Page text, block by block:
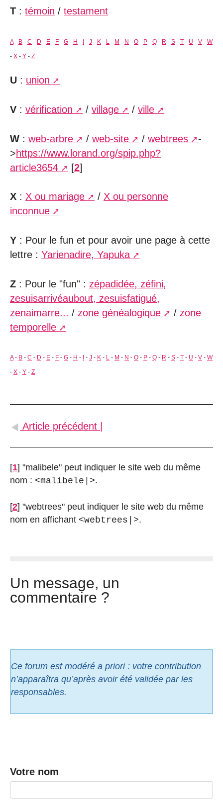
T : témoin / testament
A- B - C - D - E - F - G - H - I - J - K - L - M - N - O - P - Q - R - S - T - U - V - W
- X - Y - Z
U : union
V : vérification / village / ville
W : web-arbre / web-site / webtrees
-
>https://www.lorand.org/spip.php?
article3654
[2]
X : X ou mariage / X ou personne
inconnue
Y : Pour le fun et pour avoir une page à cette
lettre : Yarienadire, Yapuka
Z : Pour le "fun" : zépadidée, zéfini,
zesuisarrivéaubout, zesuisfatigué,
zenaimarre... / zone généalogique / zone
temporelle
A- B - C - D - E - F - G - H - - J - K - L - M - N - O - P - Q - R - S - T - U - V - W
- X - Y - Z
Article précédent |
[1] "malibele" peut indiquer le site web du même
nom : <malibele|>.
[2] "webtrees" peut indiquer le site web du même
nom en affichant <webtrees|>.
Un message, un
commentaire ?
Ce forum est modéré a priori : votre contribution
n’apparaîtra qu’après avoir été validée par les
responsables.
Votre nom